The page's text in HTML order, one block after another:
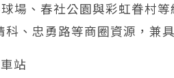
場、春社公園與彩虹眷村等
、忠勇路等商圈資源，兼
站